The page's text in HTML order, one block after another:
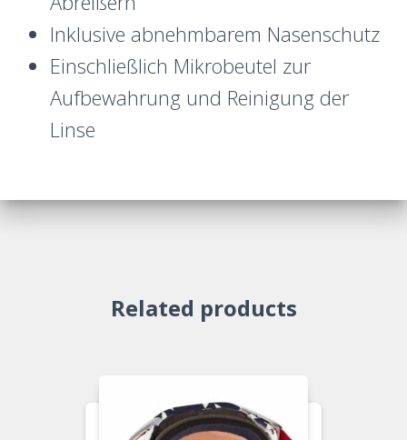
Inklusive abnehmbarem Nasenschutz
Einschließlich Mikrobeutel zur
Aufbewahrung und Reinigung der
Linse
Related products